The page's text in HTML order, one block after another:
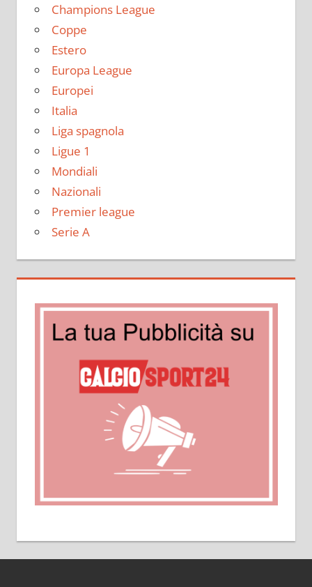
Champions League
Coppe
Estero
Europa League
Europei
Italia
Liga spagnola
Ligue 1
Mondiali
Nazionali
Premier league
Serie A